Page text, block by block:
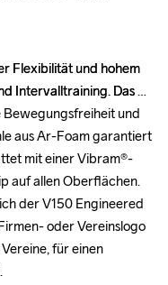
Flexibilität und hohem
Intervalltraining. Das
und
aus Ar-Foam garantiert
mit einer Vibram®-
auf allen Oberflächen.
der V150 Engineered
oder Vereinslogo
für einen
Flexibilität und hohem
Intervalltraining. Das
und
aus Ar-Foam garantiert
mit einer Vibram®-
auf allen Oberflächen.
der V150 Engineered
oder Vereinslogo
für einen